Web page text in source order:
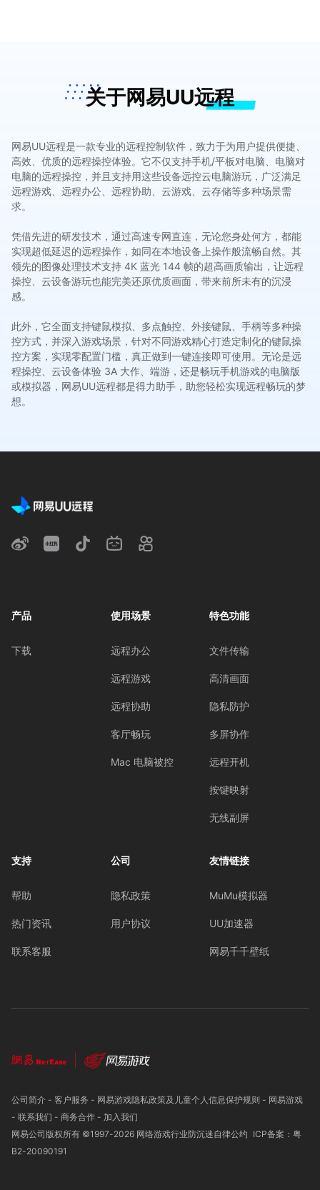
关于网易UU远程
网易UU远程是一款专业的远程控制软件，致力于为用户提供便捷、
高效、优质的远程操控体验。它不仅支持手机/平板对电脑、电脑对
电脑的远程操控，并且支持用这些设备远控云电脑游玩，广泛满足
远程游戏、远程办公、远程协助、云游戏、云存储等多种场景需
求。
凭借先进的研发技术，通过高速专网直连，无论您身处何方，都能
实现超低延迟的远程操作，如同在本地设备上操作般流畅自然。其
领先的图像处理技术支持 4K 蓝光 144 帧的超高画质输出，让远程
操控、云设备游玩也能完美还原优质画面，带来前所未有的沉浸
感。
此外，它全面支持键鼠模拟、多点触控、外接键鼠、手柄等多种操
控方式，并深入游戏场景，针对不同游戏精心打造定制化的键鼠操
控方案，实现零配置门槛，真正做到一键连接即可使用。无论是远
程操控、云设备体验 3A 大作、端游，还是畅玩手机游戏的电脑版
或模拟器，网易UU远程都是得力助手，助您轻松实现远程畅玩的梦
想。
产品
下载
使用场景
远程办公
远程游戏
远程协助
客厅畅玩
Mac 电脑被控
特色功能
文件传输
高清画面
隐私防护
多屏协作
远程开机
按键映射
无线副屏
支持
帮助
热门资讯
联系客服
公司
隐私政策
用户协议
友情链接
MuMu模拟器
UU加速器
网易千千壁纸
公司简介 - 客户服务 - 网易游戏隐私政策及儿童个人信息保护规则 - 网易游戏
- 联系我们 - 商务合作 - 加入我们
网易公司版权所有 ©1997-2026 网络游戏行业防沉迷自律公约 ICP备案：粤
B2-20090191